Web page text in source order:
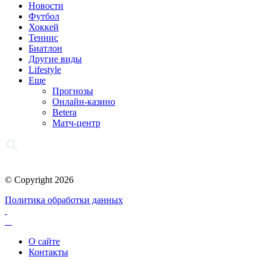
Новости
Футбол
Хоккей
Теннис
Биатлон
Другие виды
Lifestyle
Еще
Прогнозы
Онлайн-казино
Betera
Матч-центр
© Copyright 2026
Политика обработки данных
О сайте
Контакты